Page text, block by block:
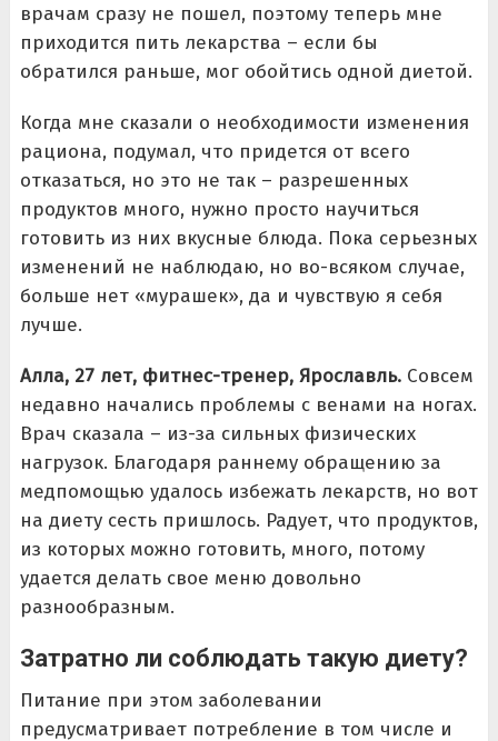
врачам сразу не пошел, поэтому теперь мне
приходится пить лекарства – если бы
обратился раньше, мог обойтись одной диетой.
Когда мне сказали о необходимости изменения
рациона, подумал, что придется от всего
отказаться, но это не так – разрешенных
продуктов много, нужно просто научиться
готовить из них вкусные блюда. Пока серьезных
изменений не наблюдаю, но во-всяком случае,
больше нет «мурашек», да и чувствую я себя
лучше.
Алла, 27 лет, фитнес-тренер, Ярославль. Совсем
недавно начались проблемы с венами на ногах.
Врач сказала – из-за сильных физических
нагрузок. Благодаря раннему обращению за
медпомощью удалось избежать лекарств, но вот
на диету сесть пришлось. Радует, что продуктов,
из которых можно готовить, много, потому
удается делать свое меню довольно
разнообразным.
Затратно ли соблюдать такую диету?
Питание при этом заболевании
предусматривает потребление в том числе и